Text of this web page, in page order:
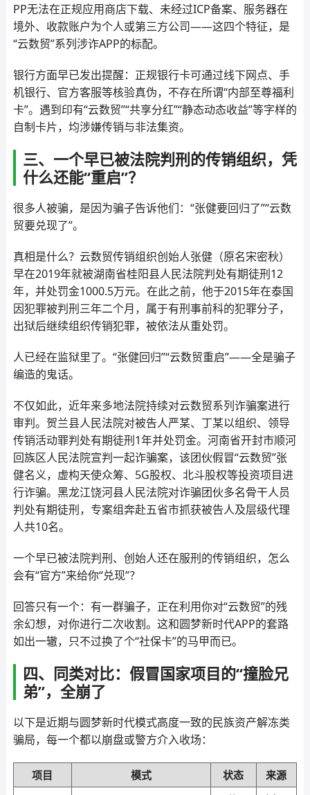
PP无法在正规应用商店下载、未经过ICP备案、服务器在
境外、收款账户为个人或第三方公司——这四个特征，是
“云数贸”系列涉诈APP的标配。
银行方面早已发出提醒：正规银行卡可通过线下网点、手
机银行、官方客服等核验真伪，不存在所谓“内部至尊福利
卡”。遇到印有“云数贸”“共享分红”“静态动态收益”等字样的
自制卡片，均涉嫌传销与非法集资。
三、一个早已被法院判刑的传销组织，凭
什么还能“重启”？
很多人被骗，是因为骗子告诉他们：“张健要回归了”“云数
贸要兑现了”。
真相是什么？云数贸传销组织创始人张健（原名宋密秋）
早在2019年就被湖南省桂阳县人民法院判处有期徒刑12
年，并处罚金1000.5万元。在此之前，他于2015年在泰国
因犯罪被判刑三年二个月，属于有刑事前科的犯罪分子，
出狱后继续组织传销犯罪，被依法从重处罚。
人已经在监狱里了。“张健回归”“云数贸重启”——全是骗子
编造的鬼话。
不仅如此，近年来多地法院持续对云数贸系列诈骗案进行
审判。贺兰县人民法院对被告人严某、丁某以组织、领导
传销活动罪判处有期徒刑1年并处罚金。河南省开封市顺河
回族区人民法院宣判一起诈骗案，该团伙假冒“云数贸”张
健名义，虚构天使众筹、5G股权、北斗股权等投资项目进
行诈骗。黑龙江饶河县人民法院对诈骗团伙多名骨干人员
判处有期徒刑，专案组奔赴五省市抓获被告人及层级代理
人共10名。
一个早已被法院判刑、创始人还在服刑的传销组织，怎么
会有“官方”来给你“兑现”？
回答只有一个：有一群骗子，正在利用你对“云数贸”的残
余幻想，对你进行二次收割。这和圆梦新时代APP的套路
如出一辙，只不过换了个“社保卡”的马甲而已。
四、同类对比：假冒国家项目的“撞脸兄
弟”，全崩了
以下是近期与圆梦新时代模式高度一致的民族资产解冻类
骗局，每一个都以崩盘或警方介入收场：
项目 模式 状态
来源